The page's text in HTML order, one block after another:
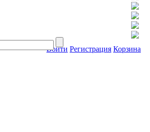
Войти Регистрация Корзина